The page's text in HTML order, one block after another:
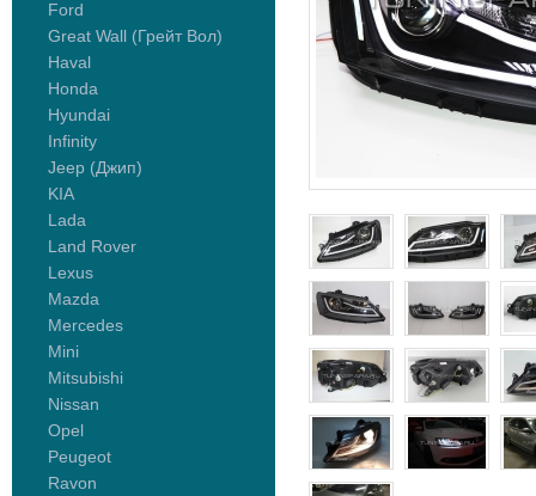
Ford
Great Wall (Грейт Вол)
Haval
Honda
Hyundai
Infinity
Jeep (Джип)
KIA
Lada
Land Rover
Lexus
Mazda
Mercedes
Mini
Mitsubishi
Nissan
Opel
Peugeot
Ravon